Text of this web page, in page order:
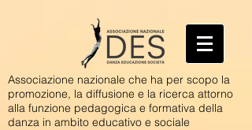
Associazione nazionale che ha per scopo la
promozione, la diffusione e la ricerca attorno
alla funzione pedagogica e formativa della
danza in ambito educativo e sociale